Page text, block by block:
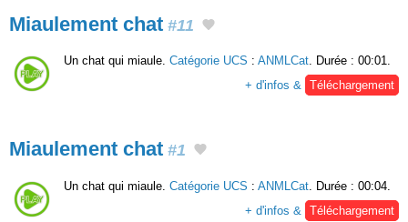
Miaulement chat #11
Un chat qui miaule. Catégorie UCS : ANMLCat. Durée : 00:01.
+ d'infos & Téléchargement
Miaulement chat #1
Un chat qui miaule. Catégorie UCS : ANMLCat. Durée : 00:04.
+ d'infos & Téléchargement